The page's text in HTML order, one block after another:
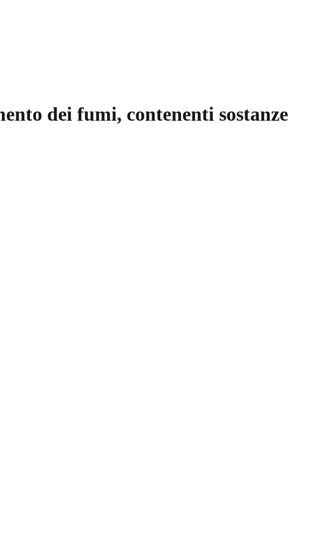
dei fumi, contenenti sostanze